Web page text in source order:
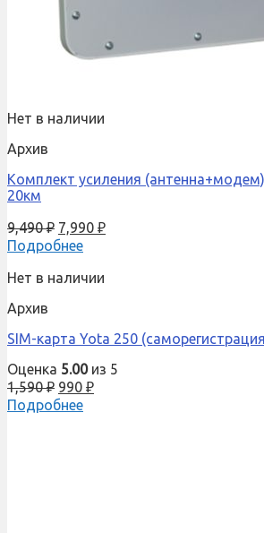
Нет в наличии
Архив
Комплект усиления
20км
9,490₽ 7,990 ₽
Подробнее
Нет в наличии
Архив
SIM-карта Yota 250
Оценка 5.00из 5
1,590₽ 990 ₽
Подробнее